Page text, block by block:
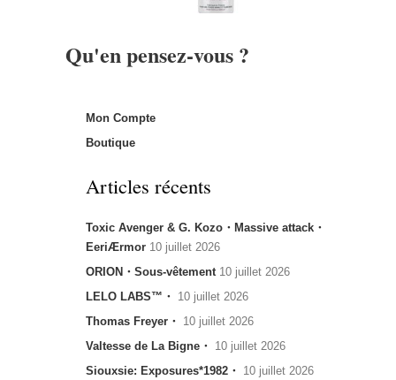
Qu'en pensez-vous ?
Mon Compte
Boutique
Articles récents
Toxic Avenger & G. Kozo・Massive attack・
EeriÆrmor 10 juillet 2026
ORION・Sous-vêtement 10 juillet 2026
LELO LABS™・ 10 juillet 2026
Thomas Freyer・ 10 juillet 2026
Valtesse de La Bigne・ 10 juillet 2026
Siouxsie: Exposures*1982・ 10 juillet 2026